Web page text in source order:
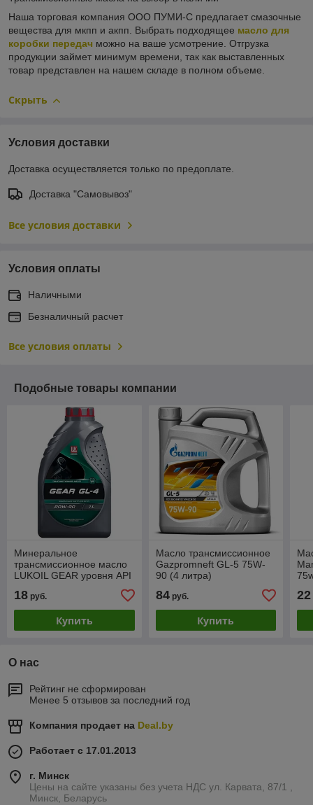
Наша торговая компания ООО ПУМИ-С предлагает смазочные
вещества для мкпп и акпп. Выбрать подходящее масло для
коробки передач можно на ваше усмотрение. Отгрузка
продукции займет минимум времени, так как выставленных
товар представлен на нашем складе в полном объеме.
Скрыть
Условия доставки
Доставка осуществляется только по предоплате.
Доставка "Самовывоз"
Все условия доставки
Условия оплаты
Наличными
Безналичный расчет
Все условия оплаты
Подобные товары компании
Минеральное
трансмиссионное масло
LUKOIL GEAR уровня API
18 руб.
Купить
Масло трансмиссионное
Gazpromneft GL-5 75W-
90 (4 литра)
84руб.
Купить
22
О нас
Рейтинг не сформирован
Менее 5 отзывов за последний год
Компания продает на Deal.by
Работает с 17.01.2013
г. Минск
Цены на сайте указаны без учета НДС ул. Карвата, 87/1 ,
Минск, Беларусь